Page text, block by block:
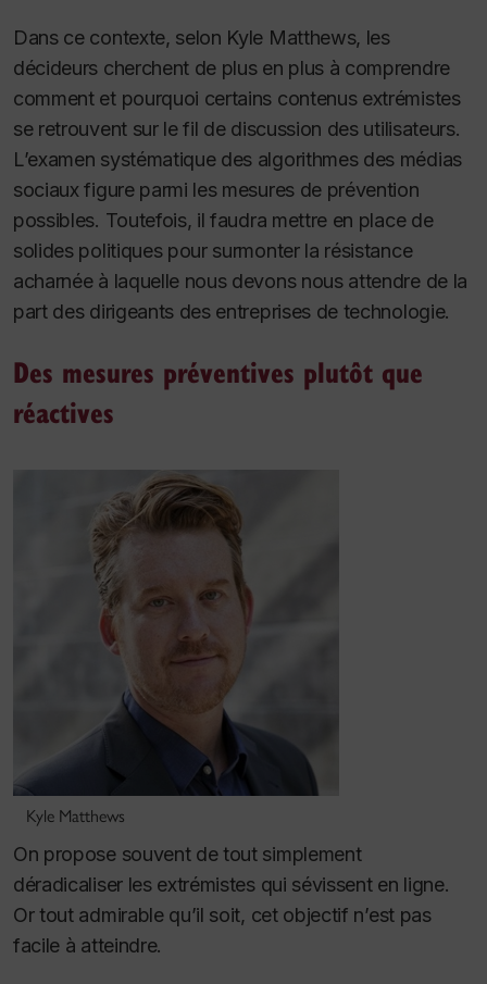
Dans ce contexte, selon Kyle Matthews, les
décideurs cherchent de plus en plus à comprendre
comment et pourquoi certains contenus extrémistes
se retrouvent sur le fil de discussion des utilisateurs.
L’examen systématique des algorithmes des médias
sociaux figure parmi les mesures de prévention
possibles. Toutefois, il faudra mettre en place de
solides politiques pour surmonter la résistance
acharnée à laquelle nous devons nous attendre de la
part des dirigeants des entreprises de technologie.
Des mesures préventives plutôt que
réactives
Kyle Matthews
On propose souvent de tout simplement
déradicaliser les extrémistes qui sévissent en ligne.
Or tout admirable qu’il soit, cet objectif n’est pas
facile à atteindre.